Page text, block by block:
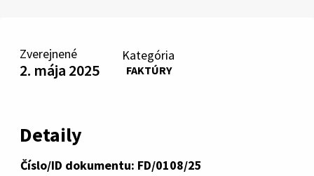
Zverejnené
2. mája 2025
Kategória
FAKTÚRY
Detaily
Číslo/ID dokumentu: FD/0108/25